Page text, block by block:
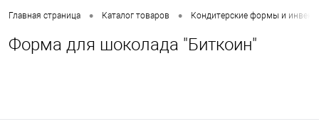
Главная страница • Каталог товаров • Кондитерские формы и
Форма для шоколада "Биткоин"